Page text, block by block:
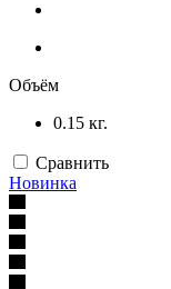
Объём
0.15 кг.
Сравнить
Новинка